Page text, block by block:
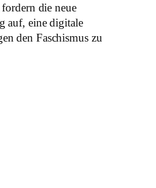
die neue
auf, eine digitale
den Faschismus zu